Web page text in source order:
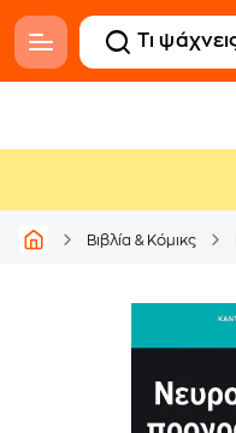
Βιβλία & Κόμικς